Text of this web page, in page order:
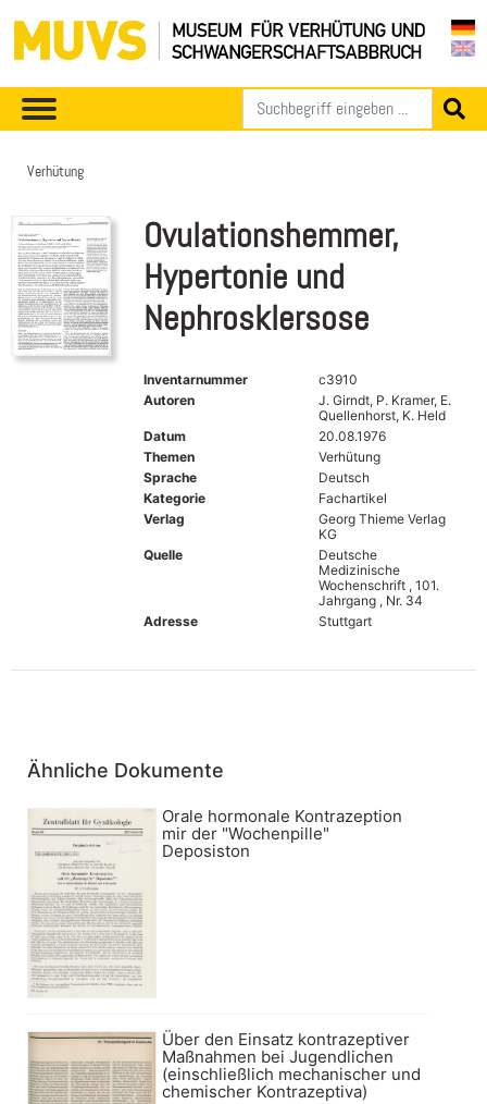
Verhütung
Ovulationshemmer,
Hypertonie und
Nephrosklersose
Inventarnummer
c3910
Autoren
J. Girndt, P. Kramer, E.
Quellenhorst, K. Held
Datum
20.08.1976
Themen
Verhütung
Sprache
Deutsch
Kategorie
Fachartikel
Verlag
Georg Thieme Verlag
KG
Quelle
Deutsche
Medizinische
Wochenschrift , 101.
Jahrgang , Nr. 34
Adresse
Stuttgart
Ähnliche Dokumente
Orale hormonale Kontrazeption
mir der "Wochenpille"
Deposiston
Über den Einsatz kontrazeptiver
Maßnahmen bei Jugendlichen
(einschließlich mechanischer und
chemischer Kontrazeptiva)